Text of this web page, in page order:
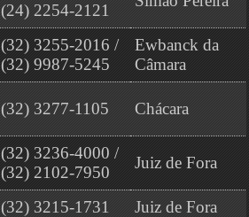
(24) 2254-2121
(32) 3255-2016 /
(32) 9987-5245
Ewbanck da
Câmara
(32) 3277-1105 Chácara
(32) 3236-4000 /
(32) 2102-7950
Juiz de Fora
(32) 3215-1731
Juiz de Fora